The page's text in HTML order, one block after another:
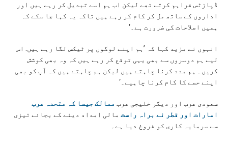
ڈپازٹس فراہم کرتے تھے لیکن اب ہم اسے تبدیل کر رہے ہیں اور
اداروں کے ساتھ مل کر کام کر رہے ہیں تاکہ یہ کہا جا سکے کہ
ہمیں اصلاحات کی ضرورت ہے۔‘
انہوں نے مزید کہا کہ ’ہم اپنے لوگوں پر ٹیکس لگا رہے ہیں. اس
لیے ہم دوسروں سے بھی یہی توقع کر رہے ہیں کہ وہ بھی کوشش
کریں۔ ہم مدد کرنا چاہتے ہیں لیکن ہم چاہتے ہیں کہ آپ کو بھی
اپنے حصے کا کام کرنا چاہیے۔‘
سعودی عرب اور دیگر خلیجی عرب ممالک جیسا کہ متحدہ عرب
امارات اور قطر نے براہ راست مالی امداد دینے کے بجائے تیزی
سے سرمایہ کاری کو فروغ دیا ہے۔